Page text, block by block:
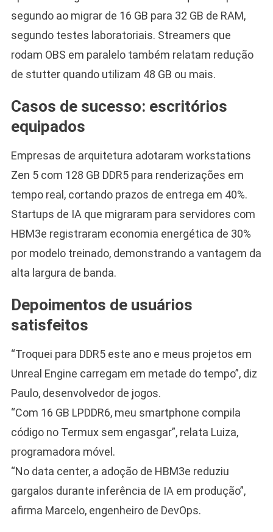
segundo ao migrar de 16 GB para 32 GB de RAM,
segundo testes laboratoriais. Streamers que
rodam OBS em paralelo também relatam redução
de stutter quando utilizam 48 GB ou mais.
Casos de sucesso: escritórios
equipados
Empresas de arquitetura adotaram workstations
Zen 5 com 128 GB DDR5 para renderizações em
tempo real, cortando prazos de entrega em 40%.
Startups de IA que migraram para servidores com
HBM3e registraram economia energética de 30%
por modelo treinado, demonstrando a vantagem da
alta largura de banda.
Depoimentos de usuários
satisfeitos
“Troquei para DDR5 este ano e meus projetos em
Unreal Engine carregam em metade do tempo”, diz
Paulo, desenvolvedor de jogos.
“Com 16 GB LPDDR6, meu smartphone compila
código no Termux sem engasgar”, relata Luiza,
programadora móvel.
“No data center, a adoção de HBM3e reduziu
gargalos durante inferência de IA em produção”,
afirma Marcelo, engenheiro de DevOps.